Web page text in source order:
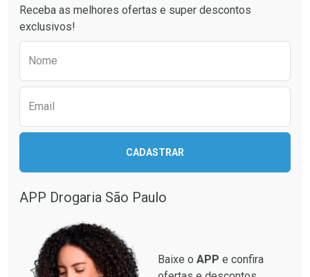
Receba as melhores ofertas e super descontos
exclusivos!
Nome
Email
CADASTRAR
APP Drogaria São Paulo
Baixe o APP e confira